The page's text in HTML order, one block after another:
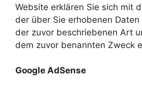
Website erklären Sie sich mit
der über Sie erhobenen
der zuvor beschriebenen Art
dem zuvor benannten Zweck
Google AdSense